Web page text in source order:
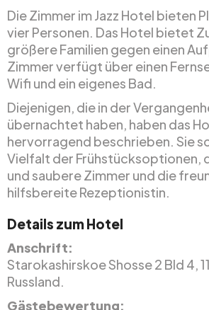
Die Zimmer im Jazz Hotel bieten
vier Personen. Das Hotel bietet
größere Familien gegen einen
Zimmer verfügt über einen
Wifi und ein eigenes Bad.
Diejenigen, die in der
übernachtet haben, haben das
hervorragend beschrieben. Sie
Vielfalt der Frühstücksoptionen,
und saubere Zimmer und die
hilfsbereite Rezeptionistin.
Details zum Hotel
Anschrift:
Starokashirskoe Shosse 2 Bld 4,
Russland.
Gästebewertung: